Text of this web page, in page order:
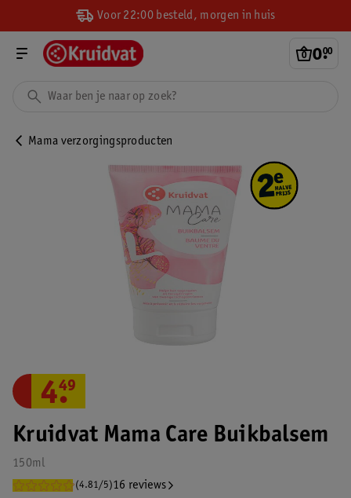
Voor 22:00 besteld, morgen in huis
0.
00
Mama verzorgingsproducten
Kruidvat Mama Care Buikbalsem
150ml
(4.81/5)16 reviews
4.
49